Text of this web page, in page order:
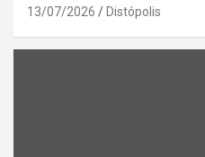
13/07/2026 Distópolis